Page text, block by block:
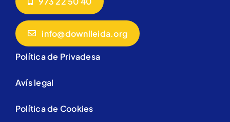
info@downlleida.org
Política de Privadesa
Avís legal
Política de Cookies